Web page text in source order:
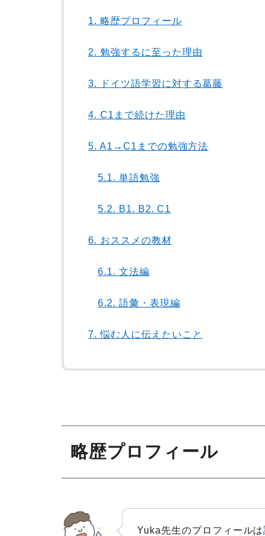
1. 略歴プロフィール
2. 勉強するに至った理由
3. ドイツ語学習に対する葛藤
4. C1まで続けた理由
5. A1→C1までの勉強方法
5.1. 単語勉強
5.2. B1. B2. C1
6. おススメの教材
6.1. 文法編
6.2. 語彙・表現編
7. 悩む人に伝えたいこと
略歴プロフィール
Yuka先生のプロフィールは